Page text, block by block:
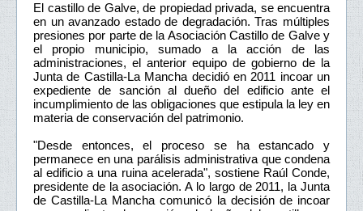
El castillo de Galve, de propiedad privada, se encuentra
en un avanzado estado de degradación. Tras múltiples
presiones por parte de la Asociación Castillo de Galve y
el propio municipio, sumado a la acción de las
administraciones, el anterior equipo de gobierno de la
Junta de Castilla-La Mancha decidió en 2011 incoar un
expediente de sanción al dueño del edificio ante el
incumplimiento de las obligaciones que estipula la ley en
materia de conservación del patrimonio.
"Desde entonces, el proceso se ha estancado y
permanece en una parálisis administrativa que condena
al edificio a una ruina acelerada", sostiene Raúl Conde,
presidente de la asociación. A lo largo de 2011, la Junta
de Castilla-La Mancha comunicó la decisión de incoar